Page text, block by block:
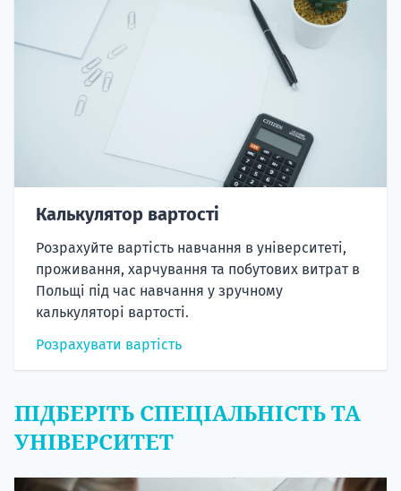
Калькулятор вартості
Розрахуйте вартість навчання в університеті,
проживання, харчування та побутових витрат в
Польщі під час навчання у зручному
калькуляторі вартості.
Розрахувати вартість
ПІДБЕРІТЬ СПЕЦІАЛЬНІСТЬ ТА
УНІВЕРСИТЕТ